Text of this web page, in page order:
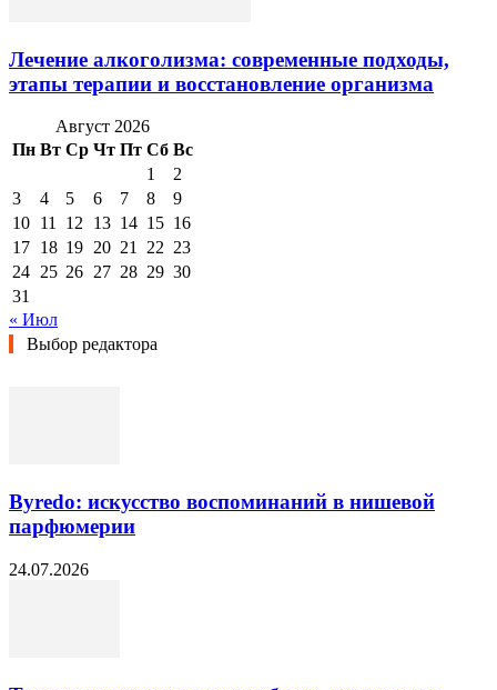
Лечение алкоголизма: современные подходы,
этапы терапии и восстановление организма
Август 2026
Пн Вт Ср Чт Пт Сб Вс
1
2
3
4 5 6 7 8
9
10 11 12 13 14 15 16
17 18 19 20 21 22 23
24 25 26 27 28 29 30
31
« Июл
Выбор редактора
Byredo: искусство воспоминаний в нишевой
парфюмерии
24.07.2026